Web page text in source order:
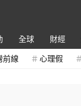
全球 財經
前線 心理假